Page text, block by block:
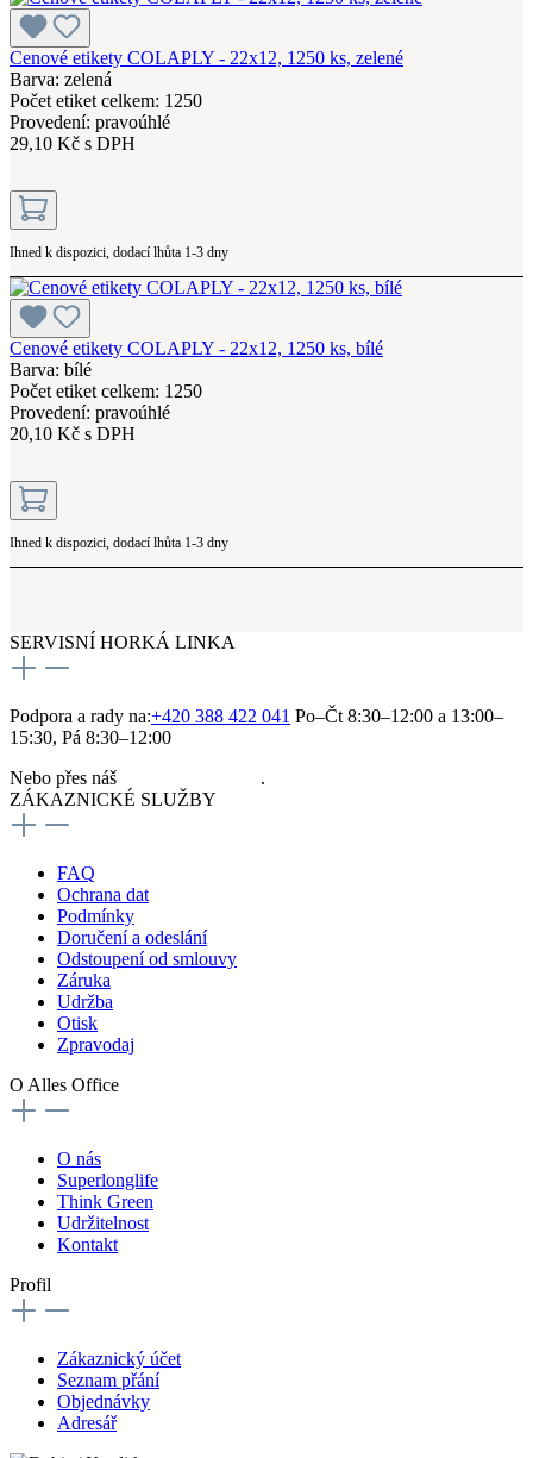
Cenové etikety COLAPLY - 22x12, 1250 ks, zelené
Barva: zelená
Počet etiket celkem: 1250
Provedení: pravoúhlé
29,10 Kč s DPH
Ihned k dispozici, dodací lhůta 1-3 dny
Cenové etikety COLAPLY - 22x12, 1250 ks, bílé
Barva: bílé
Počet etiket celkem: 1250
Provedení: pravoúhlé
20,10 Kč s DPH
Ihned k dispozici, dodací lhůta 1-3 dny
SERVISNÍ HORKÁ LINKA
Podpora a rady na:+420 388 422 041 Po–Čt 8:30–12:00 a 13:00–
15:30, Pá 8:30–12:00
Nebo přes náš
.
ZÁKAZNICKÉ SLUŽBY
FAQ
Ochrana dat
Podmínky
Doručení a odeslání
Odstoupení od smlouvy
Záruka
Udržba
Otisk
Zpravodaj
O Alles Office
O nás
Superlonglife
Think Green
Udržitelnost
Kontakt
Profil
Zákaznický účet
Seznam přání
Objednávky
Adresář